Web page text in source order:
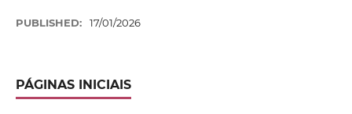
PUBLISHED: 17/01/2026
PÁGINAS INICIAIS